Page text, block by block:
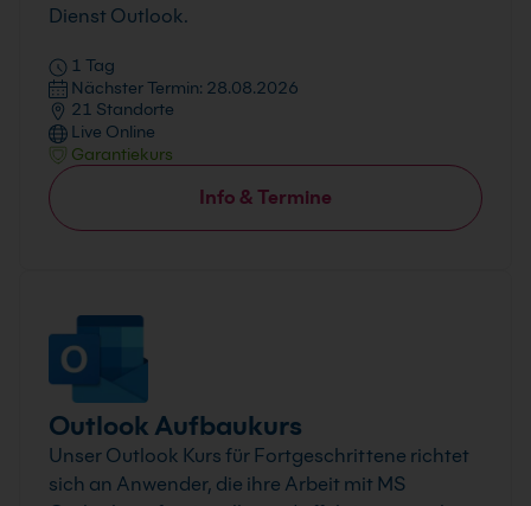
Dienst Outlook.
1 Tag
Nächster Termin: 28.08.2026
21 Standorte
Live Online
Garantiekurs
Info & Termine
Outlook Aufbaukurs
Unser Outlook Kurs für Fortgeschrittene richtet
sich an Anwender, die ihre Arbeit mit MS